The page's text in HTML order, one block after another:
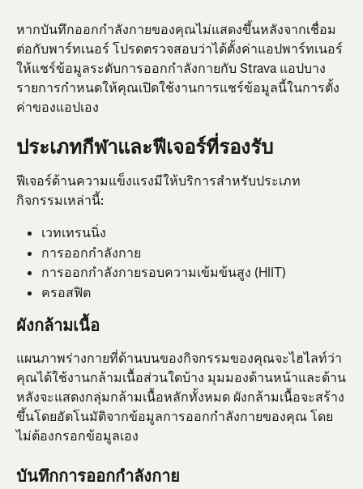
หากบันทึกออกกำลังกายของคุณไม่แสดงขึ้นหลังจากเชื่อม
ต่อกับพาร์ทเนอร์ โปรดตรวจสอบว่าได้ตั้งค่าแอปพาร์ทเนอร์
ให้แชร์ข้อมูลระดับการออกกำลังกายกับ Strava แอปบาง
รายการกำหนดให้คุณเปิดใช้งานการแชร์ข้อมูลนี้ในการตั้ง
ค่าของแอปเอง
ประเภทกีฬาและฟีเจอร์ที่รองรับ
ฟีเจอร์ด้านความแข็งแรงมีให้บริการสำหรับประเภท
กิจกรรมเหล่านี้:
เวทเทรนนิ่ง
การออกกำลังกาย
การออกกำลังกายรอบความเข้มข้นสูง (HIIT)
ครอสฟิต
ผังกล้ามเนื้อ
แผนภาพร่างกายที่ด้านบนของกิจกรรมของคุณจะไฮไลท์ว่า
คุณได้ใช้งานกล้ามเนื้อส่วนใดบ้าง มุมมองด้านหน้าและด้าน
หลังจะแสดงกลุ่มกล้ามเนื้อหลักทั้งหมด ผังกล้ามเนื้อจะสร้าง
ขึ้นโดยอัตโนมัติจากข้อมูลการออกกำลังกายของคุณ โดย
ไม่ต้องกรอกข้อมูลเอง
บันทึกการออกกำลังกาย